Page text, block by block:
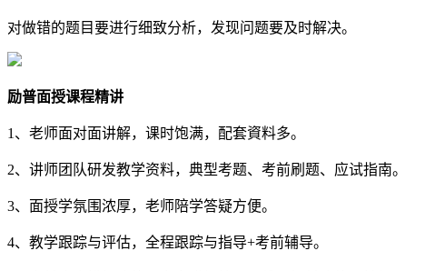
对做错的题目要进行细致分析，发现问题要及时解决。
励普面授课程精讲
1、老师面对面讲解，课时饱满，配套資料多。
2、讲师团队研发教学资料，典型考题、考前刷题、应试指南。
3、面授学氛围浓厚，老师陪学答疑方便。
4、教学跟踪与评估，全程跟踪与指导+考前辅导。